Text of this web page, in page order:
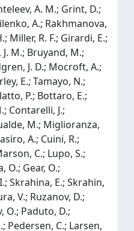
A. M.; Grint, D.;
A.; Rakhmanova,
Miller, R. F.; Girardi, E.;
J. M.; Bruyand, M.;
J. D.; Mocroft, A.;
E.; Tamayo, N.;
P.; Bottaro, E.;
Contarelli, J.;
M.; Miglioranza,
A.; Cuini, R.;
C.; Lupo, S.;
O.; Gear, O.;
Skrahina, E.; Skrahin,
V.; Ruzanov, D.;
O.; Paduto, D.;
Pedersen, C.; Larsen,